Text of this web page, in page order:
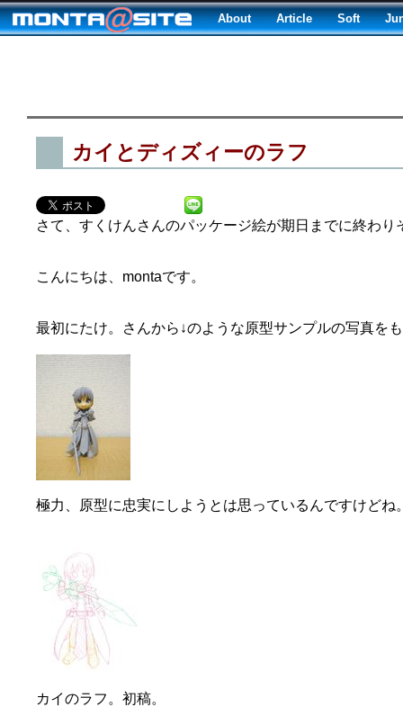
About Article Soft
カイとディズィーのラフ
さて、すくけんさんのパッケージ絵が期日までに終わり
こんにちは、montaです。
最初にたけ。さんから↓のような原型サンプルの写真を
極力、原型に忠実にしようとは思っているんですけどね。
カイのラフ。初稿。